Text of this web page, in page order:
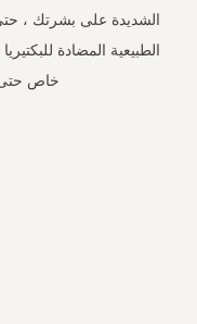
الشديدة على بشرتك ،
الطبيعية المضادة
خاص حتى